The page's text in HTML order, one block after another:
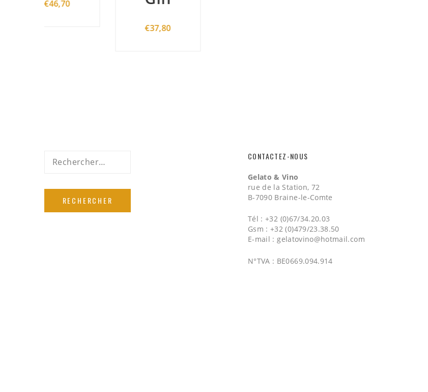
Rechercher : CONTACTEZ-NOUS
Gelato & Vino
rue de la Station, 72
B-7090 Braine-le-Comte
Tél : +32 (0)67/34.20.03
Gsm : +32 (0)479/23.38.50
E-mail :gelatovino@hotmail.com
N°TVA : BE0669.094.914